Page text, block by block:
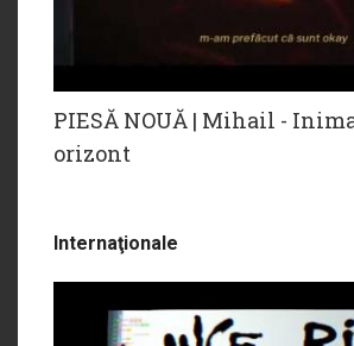
PIESĂ NOUĂ | Mihail -
orizont
Internaţionale